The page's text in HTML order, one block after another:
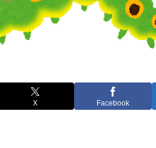
X Facebook